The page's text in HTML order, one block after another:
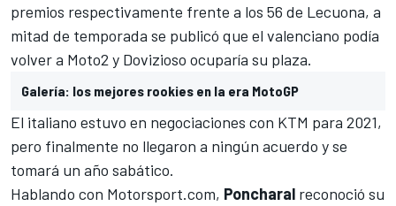
premios respectivamente frente a los 56 de Lecuona, a
mitad de temporada se publicó que el valenciano podía
volver a Moto2 y Dovizioso ocuparía su plaza.
Galería: los mejores rookies en la era MotoGP
El italiano estuvo en negociaciones con KTM para 2021,
pero finalmente no llegaron a ningún acuerdo y se
tomará un año sabático.
Hablando con Motorsport.com, Poncharal reconoció su